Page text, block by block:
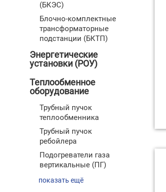
(БКЭС)
Блочно-комплектные
трансформаторные
подстанции (БКТП)
Энергетические
установки (РОУ)
Теплообменное
оборудование
Трубный пучок
теплообменника
Трубный пучок
ребойлера
Подогреватели газа
вертикальные (ПГ)
показать ещё